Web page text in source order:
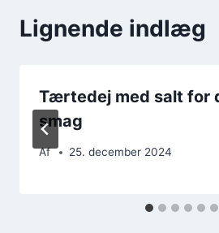
Lignende indlæg
Tærtedej med salt for
smag
Af 25. december 2024